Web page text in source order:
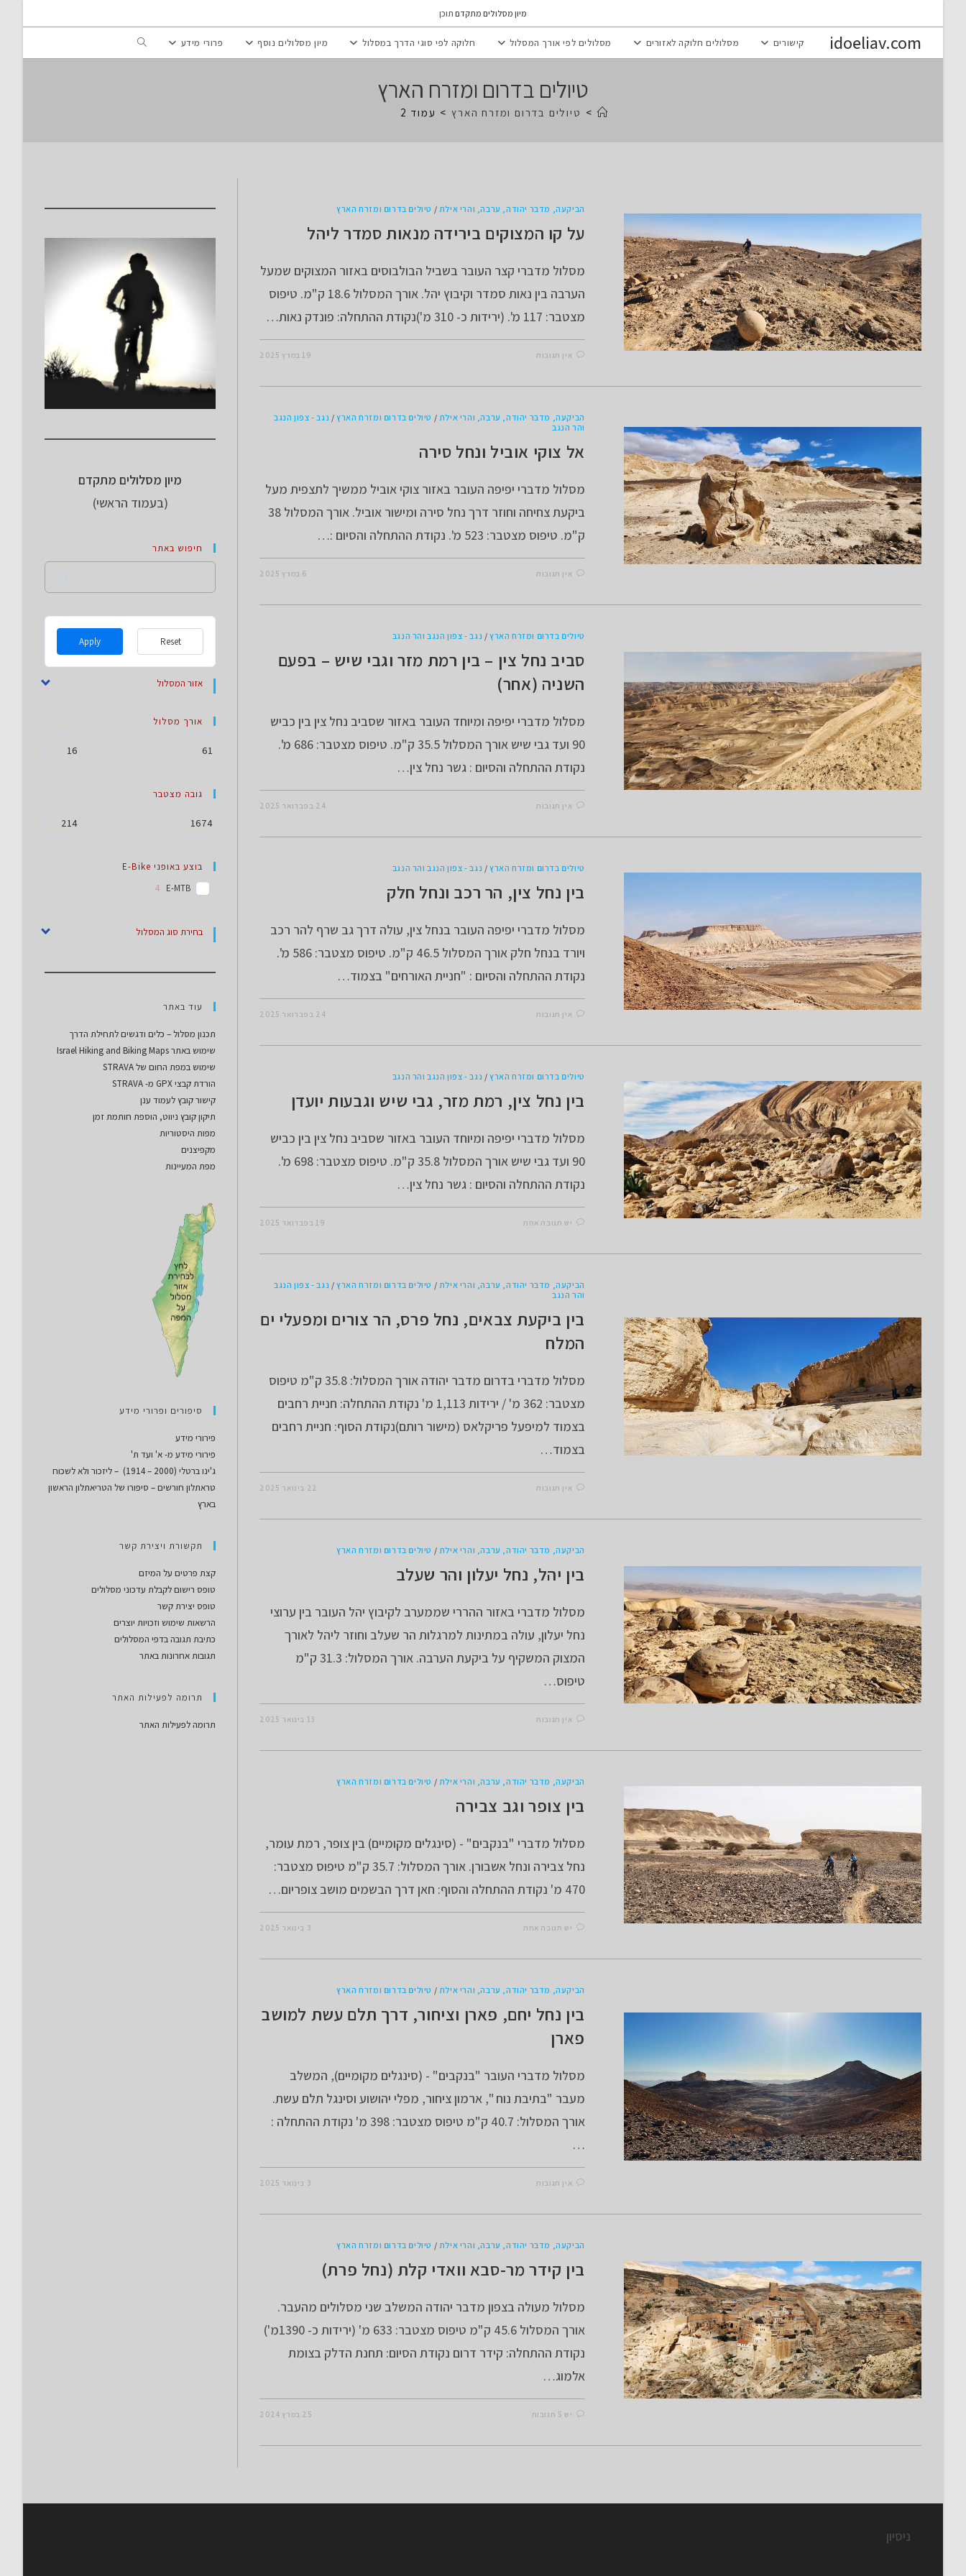
מיון מסלולים מתקדם תוכן
idoeliav.com קישורים מסלולים חלוקה לאזורים מסלולים לפי אורך המסלול חלוקה לפי סוגי הדרך במסלול מיון מסלולים נוסף פרורי מידע Toggle
טיולים בדרום ומזרח הארץ
> טיולים בדרום ומזרח הארץ > עמוד 2
הביקעה, מדבר יהודה, ערבה, והרי אילת / טיולים בדרום ומזרח הארץ
על קו המצוקים בירידה מנאות סמדר ליהל
מסלול מדברי קצר העובר בשביל הבולבוסים באזור המצוקים שמעל
הערבה בין נאות סמדר וקיבוץ יהל. אורך המסלול 18.6 ק"מ. טיפוס
מצטבר: 117 מ'. (ירידות כ- 310 מ')נקודת ההתחלה: פונדק נאות…
אין תגובות 19 במרץ 2025
הביקעה, מדבר יהודה, ערבה, והרי אילת / טיולים בדרום ומזרח הארץ/ נגב - צפון הנגב
והר הנגב
אל צוקי אוביל ונחל סירה
מסלול מדברי יפיפה העובר באזור צוקי אוביל ממשיך לתצפית מעל
ביקעת צחיחה וחוזר דרך נחל סירה ומישור אוביל. אורך המסלול 38
ק"מ. טיפוס מצטבר: 523 מ'. נקודת ההתחלה והסיום :…
אין תגובות 6 במרץ 2025
טיולים בדרום ומזרח הארץ / נגב - צפון הנגב והר הנגב
סביב נחל צין – בין רמת מזר וגבי שיש – בפעם
השניה (אחר)
מסלול מדברי יפיפה ומיוחד העובר באזור שסביב נחל צין בין כביש
90 ועד גבי שיש אורך המסלול 35.5 ק"מ. טיפוס מצטבר: 686 מ'.
נקודת ההתחלה והסיום : גשר נחל צין…
אין תגובות 24 בפברואר 2025
טיולים בדרום ומזרח הארץ / נגב - צפון הנגב והר הנגב
בין נחל צין, הר רכב ונחל חלק
מסלול מדברי יפיפה העובר בנחל צין, עולה דרך גב שרף להר רכב
ויורד בנחל חלק אורך המסלול 46.5 ק"מ. טיפוס מצטבר: 586 מ'.
נקודת ההתחלה והסיום : "חניית האורחים" בצמוד…
אין תגובות 24 בפברואר 2025
טיולים בדרום ומזרח הארץ / נגב - צפון הנגב והר הנגב
בין נחל צין, רמת מזר, גבי שיש וגבעות יועדן
מסלול מדברי יפיפה ומיוחד העובר באזור שסביב נחל צין בין כביש
90 ועד גבי שיש אורך המסלול 35.8 ק"מ. טיפוס מצטבר: 698 מ'.
נקודת ההתחלה והסיום : גשר נחל צין…
יש תגובה אחת 19 בפברואר 2025
הביקעה, מדבר יהודה, ערבה, והרי אילת / טיולים בדרום ומזרח הארץ/ נגב - צפון הנגב
והר הנגב
בין ביקעת צבאים, נחל פרס, הר צורים ומפעלי ים
המלח
מסלול מדברי בדרום מדבר יהודה אורך המסלול: 35.8 ק"מ טיפוס
מצטבר: 362 מ' / ירידות 1,113 מ' נקודת ההתחלה: חניית רחבים
בצמוד למיפעל פריקלאס (מישור רותם)נקודת הסוף: חניית רחבים
בצמוד…
אין תגובות 22 בינואר 2025
הביקעה, מדבר יהודה, ערבה, והרי אילת / טיולים בדרום ומזרח הארץ
בין יהל, נחל יעלון והר שעלב
מסלול מדברי באזור ההררי שממערב לקיבוץ יהל העובר בין ערוצי
נחל יעלון, עולה במתינות למרגלות הר שעלב וחוזר ליהל לאורך
המצוק המשקיף על ביקעת הערבה. אורך המסלול: 31.3 ק"מ
טיפוס…
אין תגובות 13 בינואר 2025
הביקעה, מדבר יהודה, ערבה, והרי אילת / טיולים בדרום ומזרח הארץ
בין צופר וגב צבירה
מסלול מדברי "בנקבים" - (סינגלים מקומיים) בין צופר, רמת עומר,
נחל צבירה ונחל אשבורן. אורך המסלול: 35.7 ק"מ טיפוס מצטבר:
470 מ' נקודת ההתחלה והסוף: חאן דרך הבשמים מושב צופריום…
יש תגובה אחת 3 בינואר 2025
הביקעה, מדבר יהודה, ערבה, והרי אילת / טיולים בדרום ומזרח הארץ
בין נחל יחם, פארן וציחור, דרך תלם עשת למושב
פארן
מסלול מדברי העובר "בנקבים" - (סינגלים מקומיים), המשלב
מעבר "בתיבת נוח ", ארמון ציחור, מפלי יהושוע וסינגל תלם עשת.
אורך המסלול: 40.7 ק"מ טיפוס מצטבר: 398 מ' נקודת ההתחלה :
…
אין תגובות 3 בינואר 2025
הביקעה, מדבר יהודה, ערבה, והרי אילת / טיולים בדרום ומזרח הארץ
בין קידר מר-סבא וואדי קלת (נחל פרת)
מסלול מעולה בצפון מדבר יהודה המשלב שני מסלולים מהעבר.
אורך המסלול 45.6 ק"מ טיפוס מצטבר: 633 מ' (ירידות כ- 1390מ')
נקודת ההתחלה: קידר דרום נקודת הסיום: תחנת הדלק בצומת
אלמוג…
יש 5 תגובות 25 במרץ 2024
מיון מסלולים מתקדם
(בעמוד הראשי)
חיפוש באתר
Apply Reset
אזור המסלול
אורך מסלול
גובה מצטבר
בוצע באופני E-Bike
E-MTB
4
בחירת סוג המסלול
עוד באתר
תכנון מסלול – כלים ודגשים לתחילת הדרך
שימוש באתר Israel Hiking and Biking Maps
שימוש במפת החום של STRAVA
הורדת קבצי GPX מ- STRAVA
קישור קובץ לעמוד ענן
תיקון קובץ ניווט, הוספת חותמת זמן
מפות היסטוריות
מקפיצנים
מפת המעיינות
סיפורים ופרורי מידע
פירורי מידע
פירורי מידע מ- א' ועד ת'
ג'ינו ברטלי (2000 – 1914) – ליזכור ולא לשכוח
טראתלון חורשים – סיפורו של הטריאתלון הראשון
בארץ
תקשורת ויצירת קשר
קצת פרטים על המיזם
טופס רישום לקבלת עדכוני מסלולים
טופס יצירת קשר
הרשאות שימוש וזכויות יוצרים
כתיבת תגובה בדפי המסלולים
תגובות אחרונות באתר
תרומה לפעילות האתר
תרומה לפעילות האתר
ניסיון